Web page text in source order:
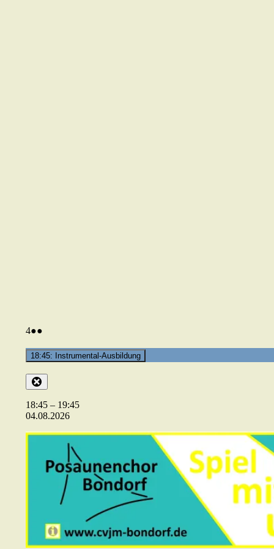
404.08.2026
●●
18:45: Instrumental-Ausbildung
18:45 – 19:45
04.08.2026